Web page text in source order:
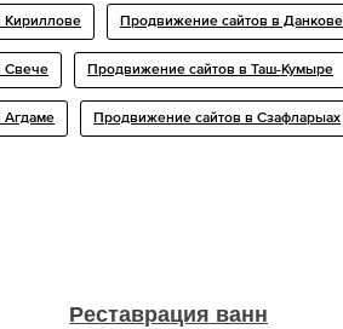
Кириллове Продвижение сайтов в Данкове
Свече Продвижение сайтов в Таш-Кумыре
Агдаме Продвижение сайтов в Сзафларыах
Реставрация ванн